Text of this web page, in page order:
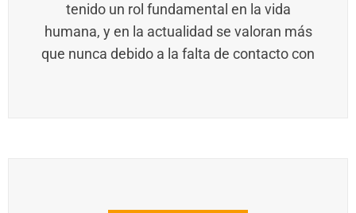
tenido un rol fundamental en la vida
humana, y en la actualidad se valoran más
que nunca debido a la falta de contacto con